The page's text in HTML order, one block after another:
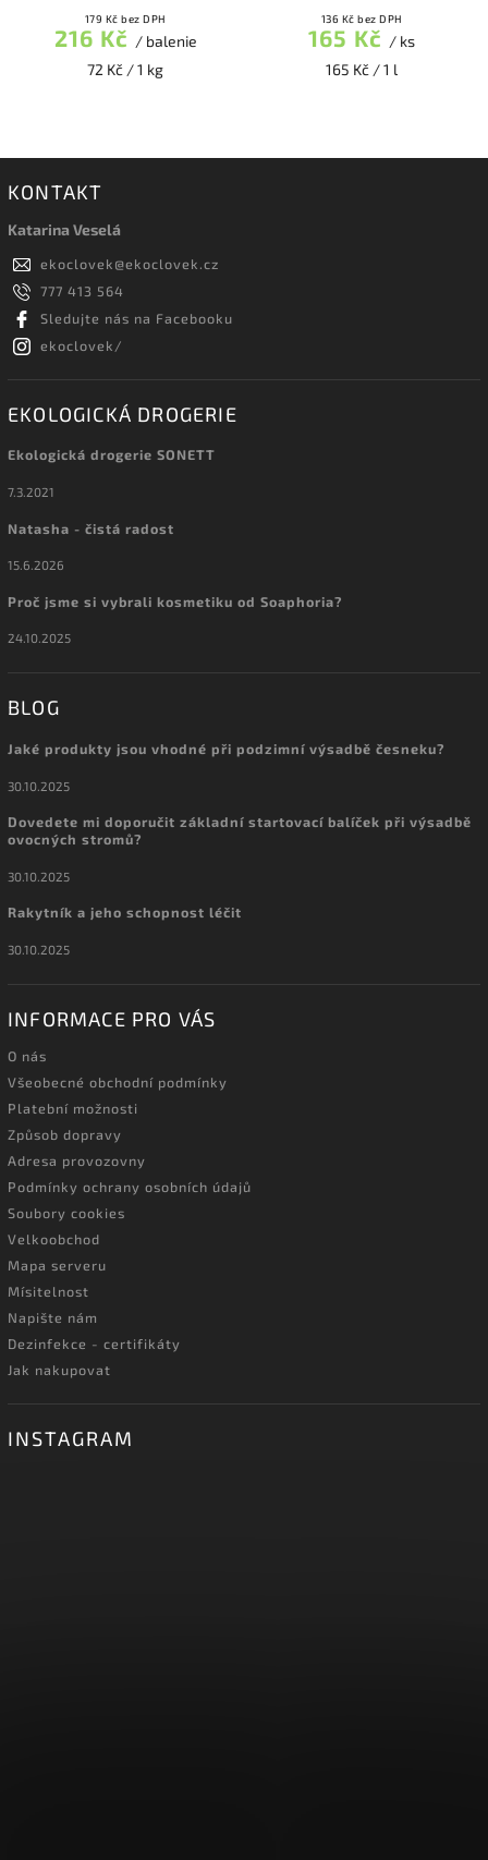
179 Kč bez DPH
216 Kč / balenie
72 Kč / 1 kg
136 Kč bez DPH
165 Kč / ks
165 Kč / 1 l
KONTAKT
Katarina Veselá
ekoclovek@ekoclovek.cz
777 413 564
Sledujte nás na Facebooku
ekoclovek/
EKOLOGICKÁ DROGERIE
Ekologická drogerie SONETT
7.3.2021
Natasha - čistá radost
15.6.2026
Proč jsme si vybrali kosmetiku od Soaphoria?
24.10.2025
BLOG
Jaké produkty jsou vhodné při podzimní výsadbě česneku?
30.10.2025
Dovedete mi doporučit základní startovací balíček při výsadbě
ovocných stromů?
30.10.2025
Rakytník a jeho schopnost léčit
30.10.2025
INFORMACE PRO VÁS
O nás
Všeobecné obchodní podmínky
Platební možnosti
Způsob dopravy
Adresa provozovny
Podmínky ochrany osobních údajů
Soubory cookies
Velkoobchod
Mapa serveru
Mísitelnost
Napište nám
Dezinfekce - certifikáty
Jak nakupovat
INSTAGRAM